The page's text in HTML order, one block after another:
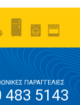
ΠΑΡΑΓΓΕΛΙΕΣ
483 5143